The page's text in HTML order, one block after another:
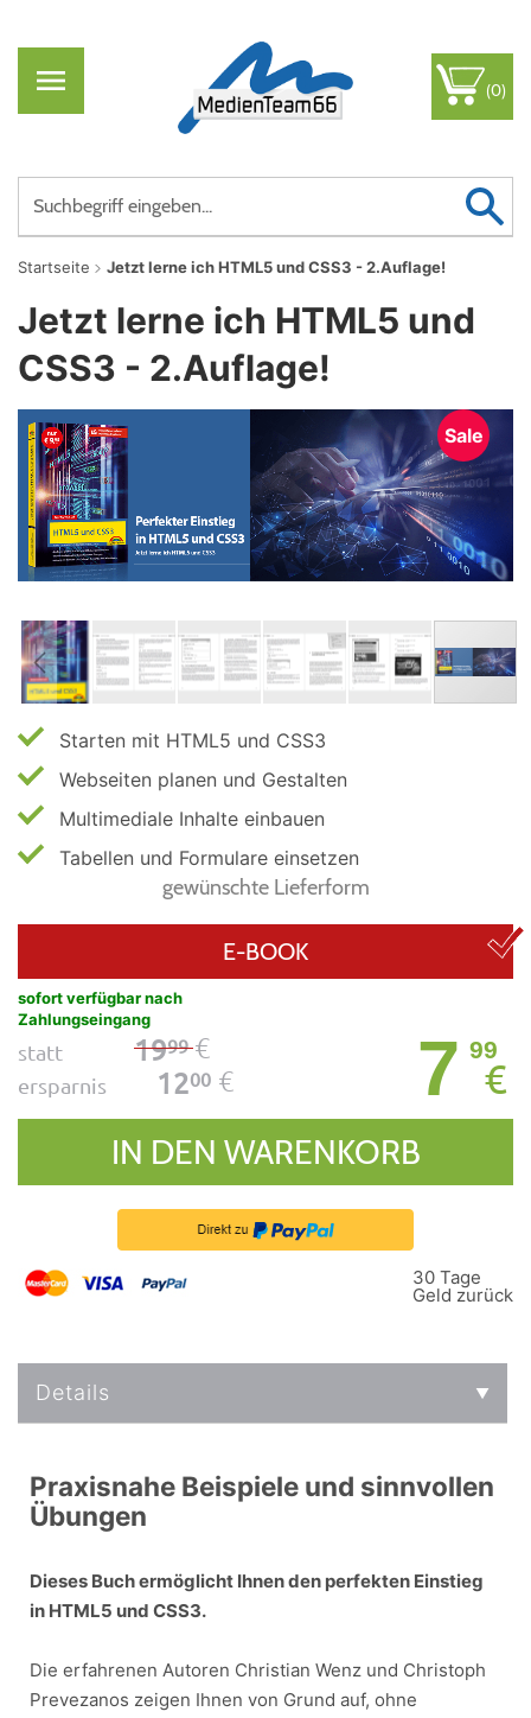
(0)
Startseite Jetzt lerne ich HTML5 und CSS3 - 2.Auflage!
Jetzt lerne ich HTML5 und
CSS3 - 2.Auflage!
Starten mit HTML5 und CSS3
Webseiten planen und Gestalten
Multimediale Inhalte einbauen
Tabellen und Formulare einsetzen
gewünschte Lieferform
E-BOOK
sofort verfügbar nach
Zahlungseingang
statt 1999€
ersparnis 1200 € 7 99
€
IN DEN WARENKORB
30 Tage
Geld zurück
Sale
Details
Praxisnahe Beispiele und sinnvollen
Übungen
Dieses Buch ermöglicht Ihnen den perfekten Einstieg
in HTML5 und CSS3.
Die erfahrenen Autoren Christian Wenz und Christoph
Prevezanos zeigen Ihnen von Grund auf, ohne